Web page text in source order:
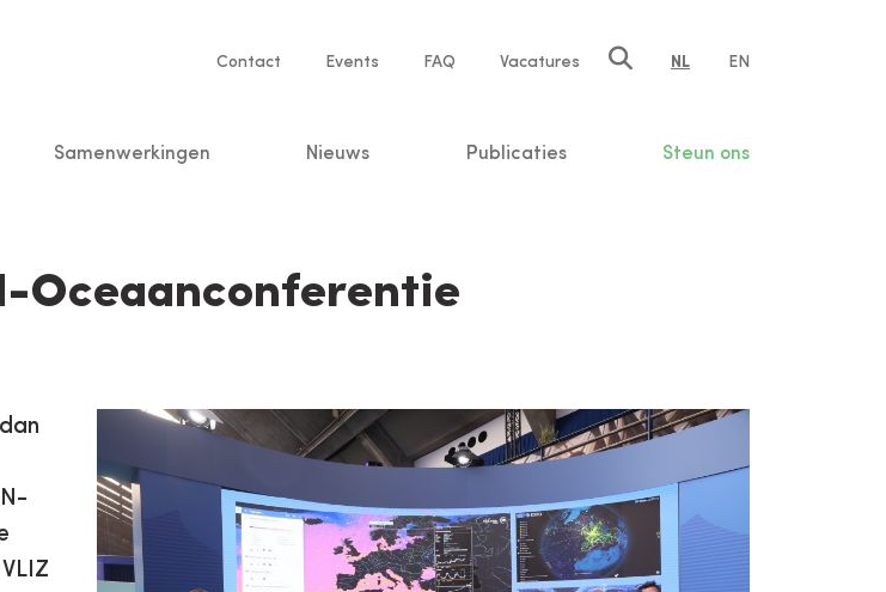
Service
Contact Events FAQ Vacatures NL EN
Samenwerkingen Nieuws Publicaties Steun ons
Oceaanconferentie